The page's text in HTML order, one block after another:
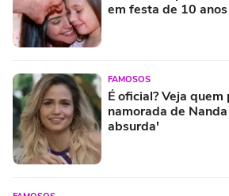
em festa de 10 anos
FAMOSOS
É oficial? Veja
namorada de
absurda'